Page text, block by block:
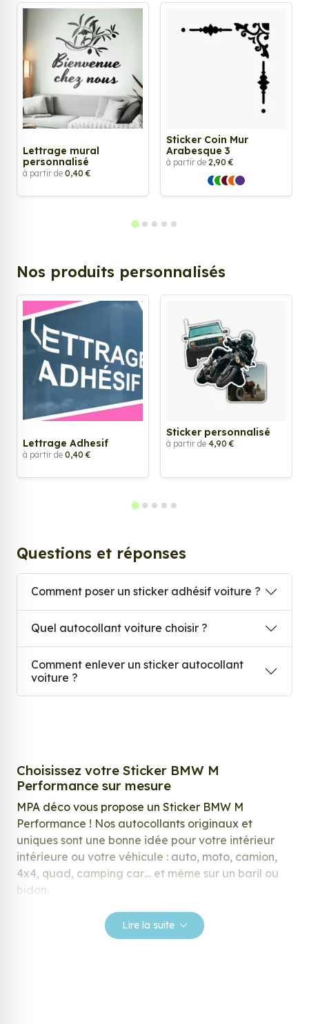
Lettrage mural
personnalisé
à partir de 0,40 €
Sticker Coin Mur
Arabesque 3
à partir de 2,90 €
Nos produits personnalisés
Lettrage Adhesif
à partir de 0,40 €
Sticker personnalisé
à partir de 4,90 €
Questions et réponses
Comment poser un sticker adhésif voiture ?
Quel autocollant voiture choisir ?
Comment enlever un sticker autocollant
voiture ?
Choisissez votre Sticker BMW M
Performance sur mesure
MPA déco vous propose un Sticker BMW M
Performance ! Nos autocollants originaux et
uniques sont une bonne idée pour votre intérieur
intérieure ou votre véhicule : auto, moto, camion,
4x4, quad, camping car… et même sur un baril ou
bidon.
Nos stickers sont spécialement conçus pour
répondre à vos attentes, laissez vous inspirer parmi
Lire la suite